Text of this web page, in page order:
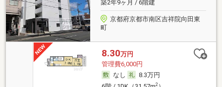
築2年9ヶ月 / 6階建
京都府京都市南区吉祥院向田東
町
8.30万円
管理費6,000円
なし
8.3万円
2